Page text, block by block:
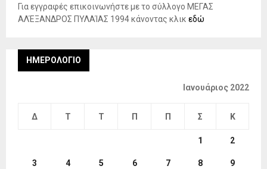
Για εγγραφές επικοινωνήστε με το σύλλογο ΜΕΓΑΣ
ΑΛΈΞΑΝΔΡΟΣ ΠΥΛΑΊΑΣ 1994 κάνοντας κλικ εδώ
ΗΜΕΡΟΛΌΓΙΟ
Ιανουάριος 2022
Δ Τ Τ Π Π Σ Κ
1 2
3 4 5 6 7 8 9